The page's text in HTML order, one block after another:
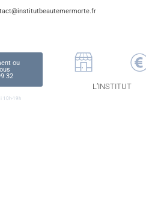
ou
32
10h-19h
L’INSTITUT